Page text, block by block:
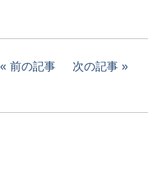
前の記事 次の記事